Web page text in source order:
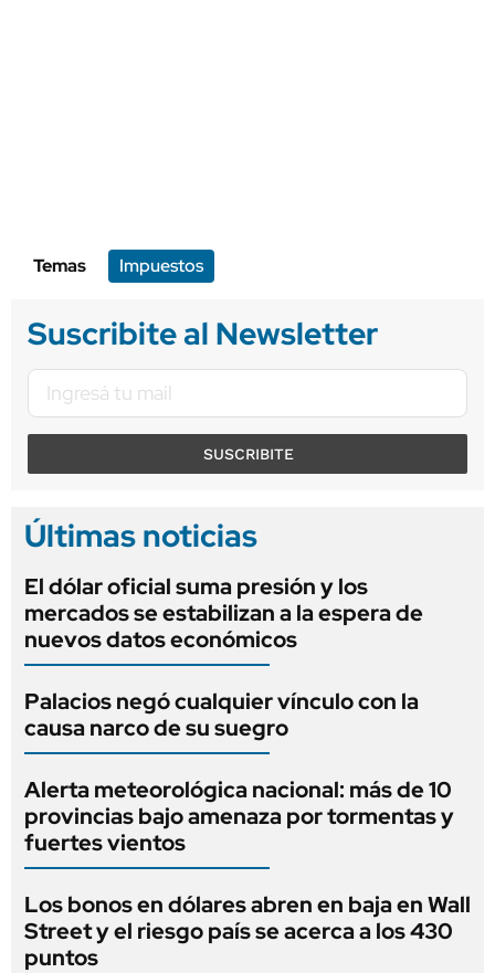
Temas Impuestos
Suscribite al Newsletter
SUSCRIBITE
Últimas noticias
El dólar oficial suma presión y los
mercados se estabilizan a la espera de
nuevos datos económicos
Palacios negó cualquier vínculo con la
causa narco de su suegro
Alerta meteorológica nacional: más de 10
provincias bajo amenaza por tormentas y
fuertes vientos
Los bonos en dólares abren en baja en Wall
Street y el riesgo país se acerca a los 430
puntos